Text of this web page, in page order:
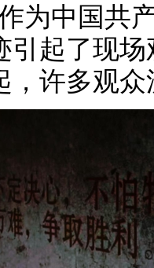
为中国共
引起了现
，许多观